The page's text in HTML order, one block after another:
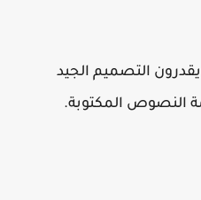
التصميم الجيد
المكتوبة.